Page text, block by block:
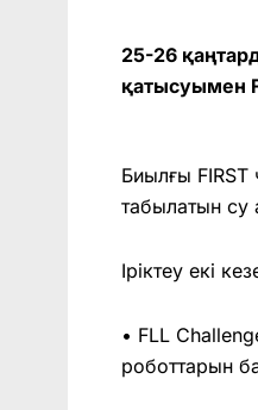
25-26
қатысуымен
Биылғы
табылатын су
Іріктеу екі
• FLL
роботтарын